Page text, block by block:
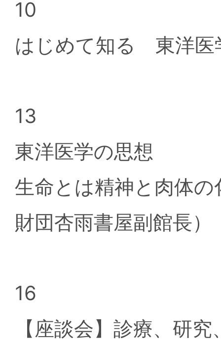
10
はじめて知る 東洋医
13
東洋医学の思想
生命とは精神と肉体
財団杏雨書屋副館長）
16
【座談会】診療、研